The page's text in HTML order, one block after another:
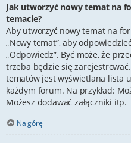
Jak utworzyć nowy temat na
temacie?
Aby utworzyć nowy temat na
„Nowy temat”, aby
„Odpowiedz”. Być może, że
trzeba będzie się
tematów jest wyświetlana lista
każdym forum. Na przykład:
Możesz dodawać załączniki itp.
Na górę